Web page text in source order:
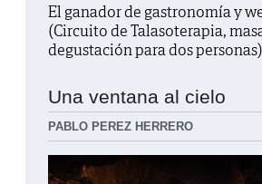
El ganador de gastronomía y
(Circuito de Talasoterapia,
degustación para dos
Una ventana al cielo
PABLO PEREZ HERRERO